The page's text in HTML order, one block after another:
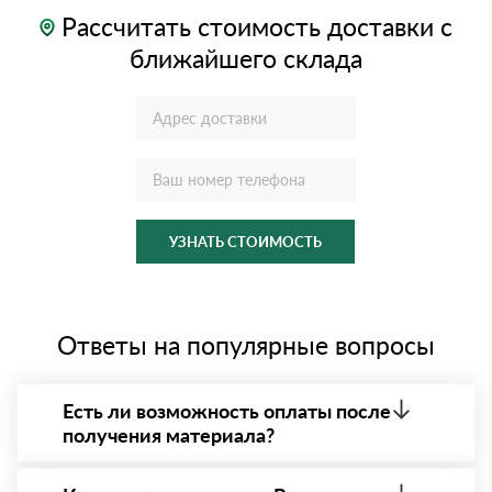
Рассчитать стоимость доставки с
ближайшего склада
УЗНАТЬ СТОИМОСТЬ
Ответы на популярные вопросы
Есть ли возможность оплаты после
получения материала?